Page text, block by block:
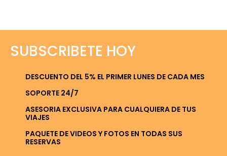
SUBSCRIBETE HOY
DESCUENTO DEL 5% EL PRIMER LUNES DE CADA MES
SOPORTE 24/7
ASESORIA EXCLUSIVA PARA CUALQUIERA DE TUS
VIAJES
PAQUETE DE VIDEOS Y FOTOS EN TODAS SUS
RESERVAS